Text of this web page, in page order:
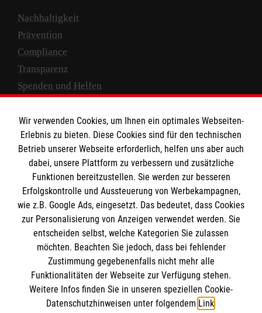
Nachhaltigkeit
Prävention
Compliance
Transparenz
Spenden und Helfen
Empfänger: Malteser Hilfsdienst e.V.
IBAN: DE10 3706 0120 1201 2000 12
BIC: GENODED 1PA7
Newsletter abonnieren
Wir verwenden Cookies, um Ihnen ein optimales Webseiten-
Erlebnis zu bieten. Diese Cookies sind für den technischen
Betrieb unserer Webseite erforderlich, helfen uns aber auch
dabei, unsere Plattform zu verbessern und zusätzliche
Funktionen bereitzustellen. Sie werden zur besseren
Erfolgskontrolle und Aussteuerung von Werbekampagnen,
wie z.B. Google Ads, eingesetzt. Das bedeutet, dass Cookies
zur Personalisierung von Anzeigen verwendet werden. Sie
entscheiden selbst, welche Kategorien Sie zulassen
möchten. Beachten Sie jedoch, dass bei fehlender
Zustimmung gegebenenfalls nicht mehr alle
Funktionalitäten der Webseite zur Verfügung stehen.
Weitere Infos finden Sie in unseren speziellen Cookie-
Datenschutzhinweisen unter folgendem Link.